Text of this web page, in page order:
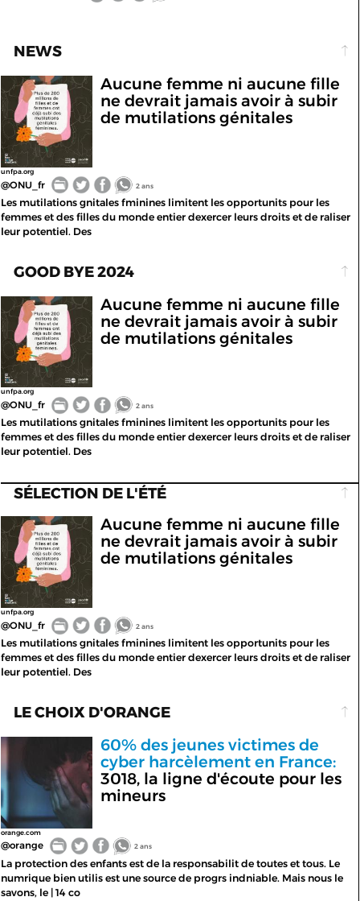
NEWS
unfpa.org
Aucune femme ni aucune fille
ne devrait jamais avoir à subir
de mutilations génitales
@ONU_fr 2 ans
Les mutilations gnitales fminines limitent les opportunits pour les
femmes et des filles du monde entier dexercer leurs droits et de raliser
leur potentiel. Des
GOOD BYE 2024
unfpa.org
Aucune femme ni aucune fille
ne devrait jamais avoir à subir
de mutilations génitales
@ONU_fr 2 ans
Les mutilations gnitales fminines limitent les opportunits pour les
femmes et des filles du monde entier dexercer leurs droits et de raliser
leur potentiel. Des
SÉLECTION DE L'ÉTÉ
unfpa.org
Aucune femme ni aucune fille
ne devrait jamais avoir à subir
de mutilations génitales
@ONU_fr 2 ans
Les mutilations gnitales fminines limitent les opportunits pour les
femmes et des filles du monde entier dexercer leurs droits et de raliser
leur potentiel. Des
LE CHOIX D'ORANGE
orange.com
60% des jeunes victimes de
cyber harcèlement en France:
3018, la ligne d'écoute pour les
mineurs
@orange 2 ans
La protection des enfants est de la responsabilit de toutes et tous. Le
numrique bien utilis est une source de progrs indniable. Mais nous le
savons, le | 14 co